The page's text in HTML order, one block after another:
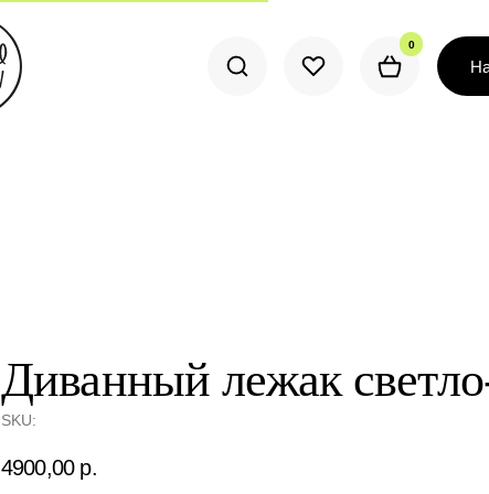
0
0
Диванный лежак
SKU:
4900,00 р.